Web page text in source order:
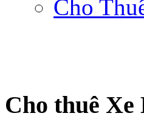
Cho
Cho thuê Xe